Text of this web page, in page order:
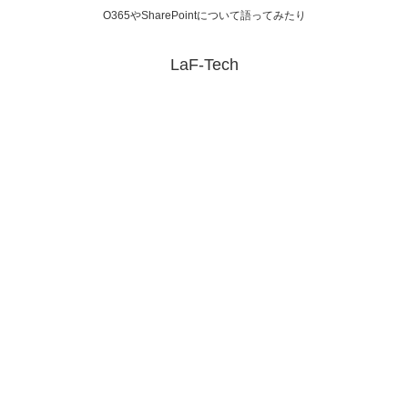
O365やSharePointについて語ってみたり
LaF-Tech